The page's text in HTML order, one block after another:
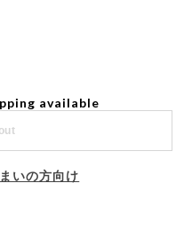
available
いの方向け